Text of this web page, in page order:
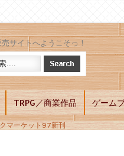
サイトへようこそっ！
TRPG／商業作品 ゲーム
マーケット97新刊